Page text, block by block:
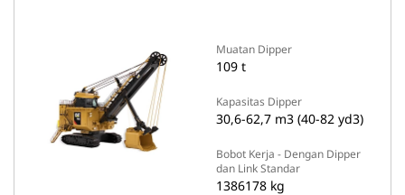
Muatan Dipper
109 t
Kapasitas Dipper
30,6-62,7 m3 (40-82 yd3)
Bobot Kerja - Dengan Dipper
dan Link Standar
1386178 kg